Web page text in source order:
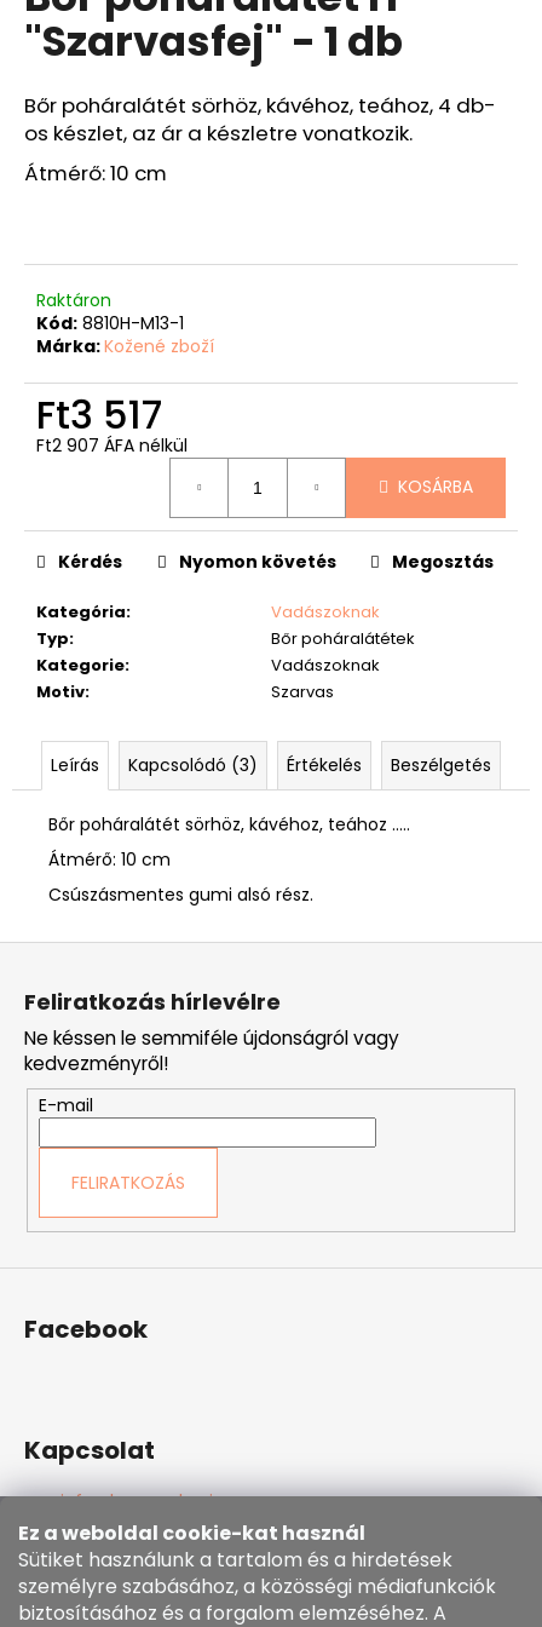
Ez a weboldal cookie-kat használ
Sütiket használunk a tartalom és a hirdetések
személyre szabásához, a közösségi médiafunkciók
biztosításához és a forgalom elemzéséhez. A
5-
ből
csillag.
"Szarvasfej" - 1 db
Bőr poháralátét sörhöz, kávéhoz, teához, 4 db-
os készlet, az ár a készletre vonatkozik.
Átmérő: 10 cm
Raktáron
Kód: 8810H-M13-1
Márka:Kožené zboží
Ft3 517
Ft2 907 ÁFA nélkül
KOSÁRBA
Kategória:
Vadászoknak
Typ:
Bőr poháralátétek
Kategorie:
Vadászoknak
Motiv: Szarvas
Kérdés Nyomon követés Megosztás
Leírás Kapcsolódó (3) Értékelés Beszélgetés
Bőr poháralátét sörhöz, kávéhoz, teához .....
Átmérő: 10 cm
Csúszásmentes gumi alsó rész.
j
á
n
l
k
BŐRÖV
FEKETE
Ft9
527
L
Feliratkozás hírlevélre
Ne késsen le semmiféle újdonságról vagy
kedvezményről!
E-mail
FELIRATKOZÁS
Facebook
Kapcsolat
info@kozenezbozi.com
381281747, 603225633
603225633
https://www.facebook.com/kozenezbozi/